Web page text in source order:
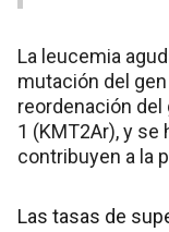
La leucemia
mutación del
reordenación
1 (KMT2Ar), y
contribuyen a la
Las tasas de